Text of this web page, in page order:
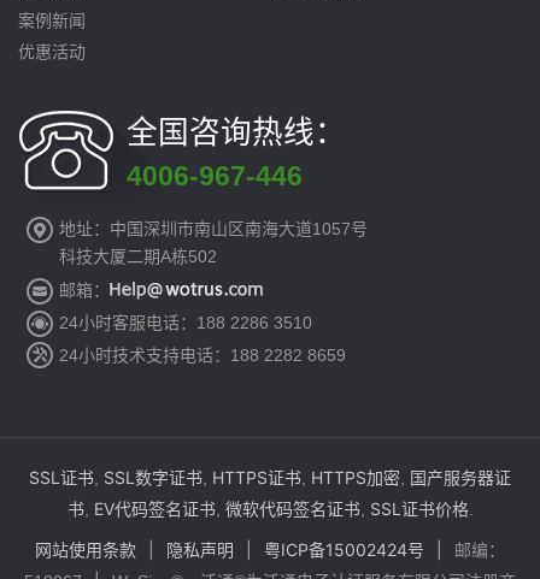
案例新闻
优惠活动
全国咨询热线：
4006-967-446
地址：中国深圳市南山区南海大道1057号
科技大厦二期A栋502
邮箱：
24小时客服电话：188 2286 3510
24小时技术支持电话：188 2282 8659
SSL证书 SSL数字证书 HTTPS证书 HTTPS加密 国产服务器证
书, EV代码签名证书, 微软代码签名证书, SSL证书价格.
网站使用条款 隐私声明 粤ICP备15002424号
邮编：